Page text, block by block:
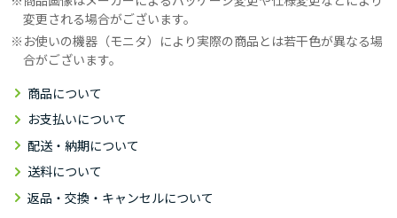
変更される場合がございます。
お使いの機器（モニタ）により実際の商品とは若干色が異なる場
合がございます。
商品について
お支払いについて
配送・納期について
送料について
返品・交換・キャンセルについて